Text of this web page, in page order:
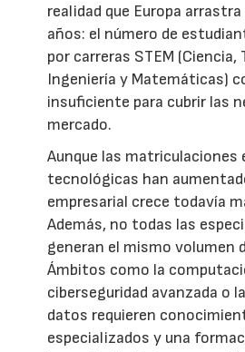
realidad que Europa arrastra
años: el número de
por carreras STEM (Ciencia,
Ingeniería y Matemáticas)
insuficiente para cubrir las
mercado.
Aunque las
tecnológicas han
empresarial crece todavía
Además, no todas las
generan el mismo volumen
Ámbitos como la
ciberseguridad avanzada o
datos requieren
especializados y una